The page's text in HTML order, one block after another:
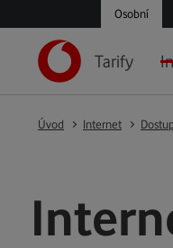
Osobní
Tarify
Úvod Internet